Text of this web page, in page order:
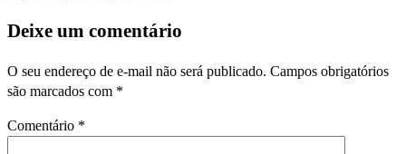
Deixe um comentário
O seu endereço de e-mail não será publicado. Campos obrigatórios
são marcados com *
Comentário *